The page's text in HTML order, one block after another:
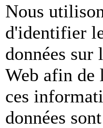
Nous
d'identifier
données sur
Web afin de
ces
données